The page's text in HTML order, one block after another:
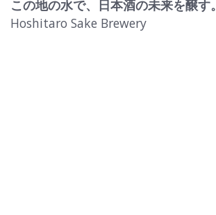
この地の水で、日本酒の未来を醸す。
Hoshitaro Sake Brewery